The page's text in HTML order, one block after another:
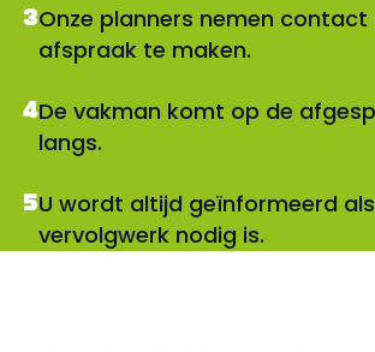
3Onze planners nemen contact
afspraak te maken.
4De vakman komt op de
langs.
5U wordt altijd geïnformeerd
vervolgwerk nodig is.